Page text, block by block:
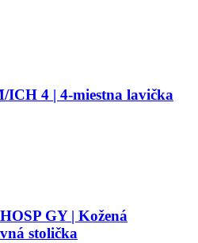
4 | 4-miestna lavička
GY | Kožená
stolička